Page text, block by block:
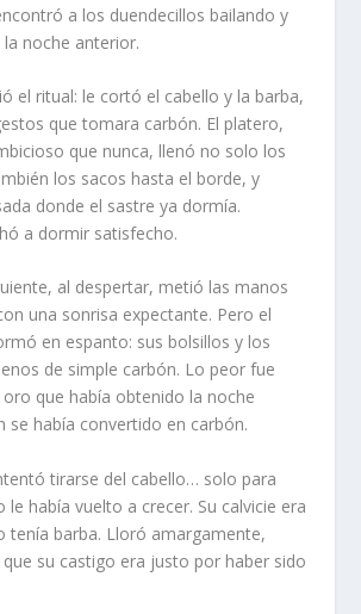
a los duendecillos bailando y
noche anterior.
el ritual: le cortó el cabello y la barba,
que tomara carbón. El platero,
que nunca, llenó no solo los
los sacos hasta el borde, y
donde el sastre ya dormía.
a dormir satisfecho.
al despertar, metió las manos
una sonrisa expectante. Pero el
en espanto: sus bolsillos y los
de simple carbón. Lo peor fue
que había obtenido la noche
se había convertido en carbón.
tirarse del cabello… solo para
le había vuelto a crecer. Su calvicie era
tenía barba. Lloró amargamente,
su castigo era justo por haber sido